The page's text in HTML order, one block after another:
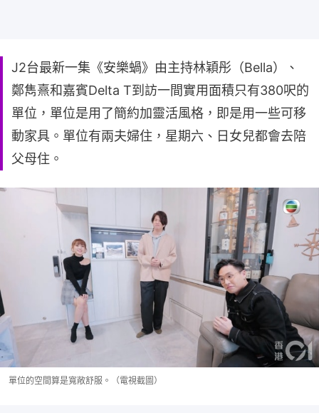
J2台最新一集《安樂蝸》由主持林穎彤（Bella）、
鄭雋熹和嘉賓Delta T到訪一間實用面積只有380呎的
單位，單位是用了簡約加靈活風格，即是用一些可移
動家具。單位有兩夫婦住，星期六、日女兒都會去陪
父母住。
單位的空間算是寬敞舒服。（電視截圖）